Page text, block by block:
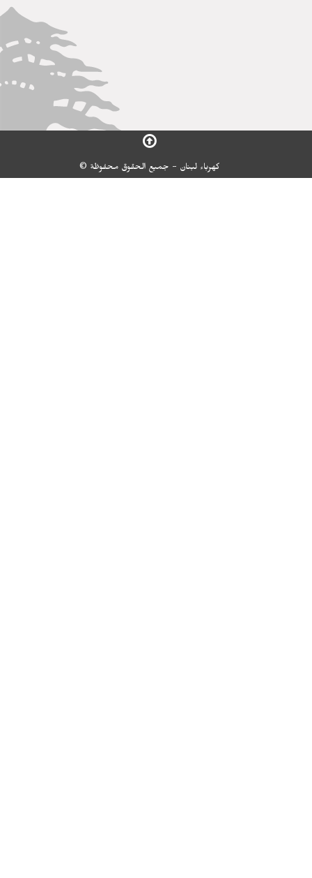
كهرباء لبنان - جميع الحقوق محفوظة ©